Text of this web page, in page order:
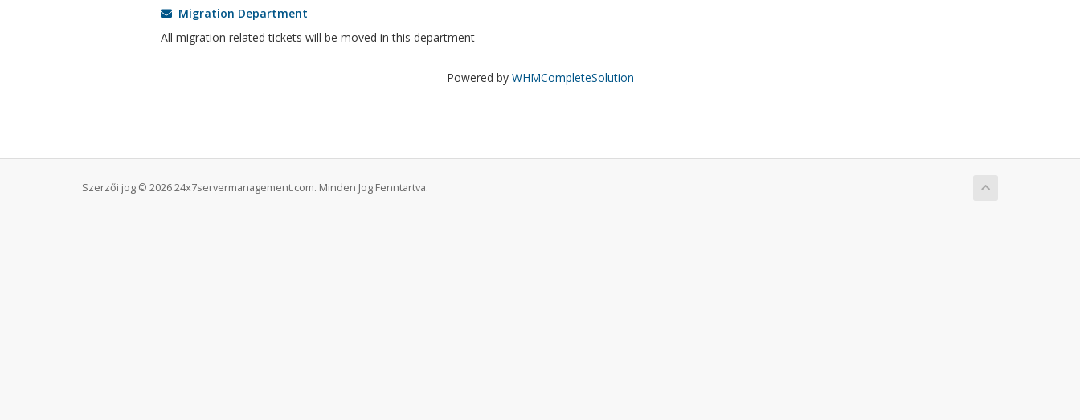
Migration Department
All migration related tickets will be moved in this department
Powered by WHMCompleteSolution
Szerzői jog © 2026 24x7servermanagement.com. Minden Jog Fenntartva.